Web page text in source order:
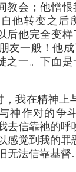
教会；他憎
他转变之后
后他完全变
友一般！他成
之一。下面
我在精神上
神作对的争
去信靠祂的呼
感觉到我的罪
无法信靠基